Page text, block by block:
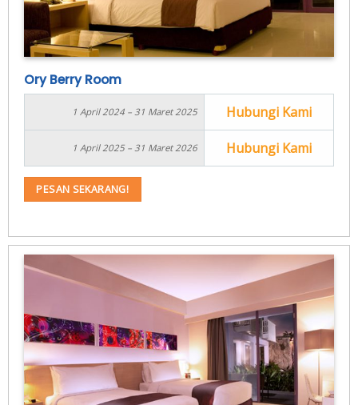
Ory Berry Room
1 April 2024 – 31 Maret 2025 Hubungi Kami
1 April 2025 – 31 Maret 2026 Hubungi Kami
PESAN SEKARANG!